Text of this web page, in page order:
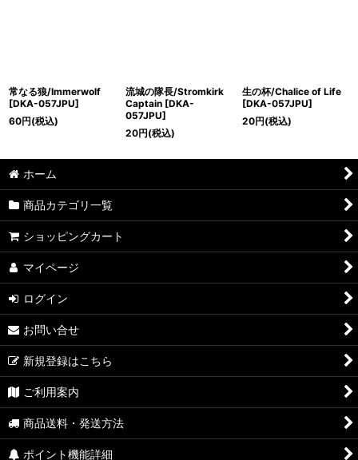
常なる狼/Immerwolf
[DKA-057JPU]
60円(税込)
流城の隊長/Stromkirk
Captain [DKA-
057JPU]
20円(税込)
生の杯/Chalice of Life
[DKA-057JPU]
20円(税込)
ホーム
商品カテゴリ一覧
ショッピングカート
マイページ
ログイン
お問い合せ
新規登録はこちら
ご利用案内
商品送料・発送方法
ポイント機能詳細